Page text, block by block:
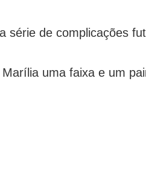
de complicações
uma faixa e um